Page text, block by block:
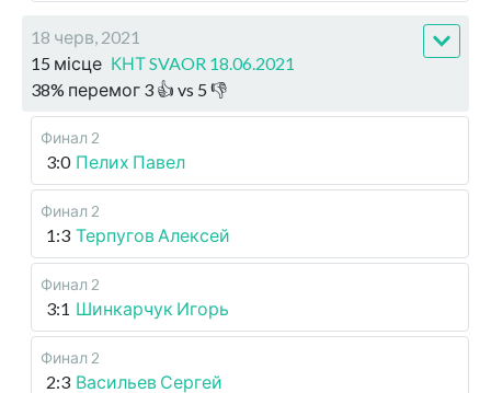
18 черв, 2021
15 місце КНТ SVAOR 18.06.2021
38% перемог 3 👍 vs 5 👎
Финал 2
3:0 Пелих Павел
Финал 2
1:3 Терпугов Алексей
Финал 2
3:1 Шинкарчук Игорь
Финал 2
2:3 Васильев Сергей